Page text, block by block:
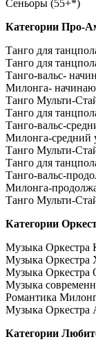
Сеньоры (55+*)
Категории Про-
Танго для
Танго для
Танго-вальс-
Милонга-
Танго Мульти-
Танго для
Танго-вальс-
Милонга-средний
Танго Мульти-
Танго для
Танго-вальс-
Милонга-
Танго Мульти-
Категории
Музыка Оркестра
Музыка Оркестра
Музыка Оркестра
Музыка
Романтика
Музыка Оркестра
Категории